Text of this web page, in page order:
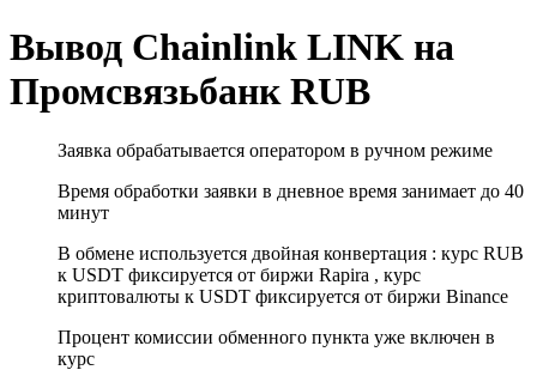
Вывод Chainlink LINK на
Промсвязьбанк RUB
Заявка обрабатывается оператором в ручном режиме
Время обработки заявки в дневное время занимает до 40
минут
В обмене используется двойная конвертация : курс RUB
к USDT фиксируется от биржи Rapira , курс
криптовалюты к USDT фиксируется от биржи Binance
Процент комиссии обменного пункта уже включен в
курс